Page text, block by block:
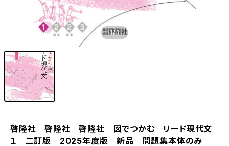
1/1
啓隆社 啓隆社 啓隆社 図でつかむ リード現代文
１ 二訂版 2025年度版 新品 問題集本体のみ